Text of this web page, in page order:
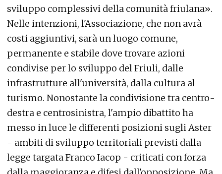
sviluppo complessivi della comunità friulana».
Nelle intenzioni, l'Associazione, che non avrà
costi aggiuntivi, sarà un luogo comune,
permanente e stabile dove trovare azioni
condivise per lo sviluppo del Friuli, dalle
infrastrutture all'università, dalla cultura al
turismo. Nonostante la condivisione tra centro-
destra e centrosinistra, l'ampio dibattito ha
messo in luce le differenti posizioni sugli Aster
- ambiti di sviluppo territoriali previsti dalla
legge targata Franco Iacop - criticati con forza